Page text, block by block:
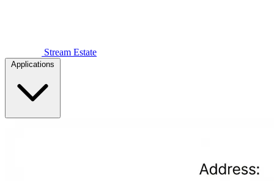
Stream Estate
Applications